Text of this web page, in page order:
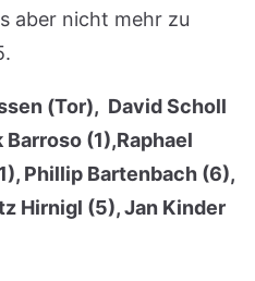
aber nicht mehr zu
(Tor), David Scholl
(1),Raphael
Phillip Bartenbach (6),
Hirnigl (5), Jan Kinder